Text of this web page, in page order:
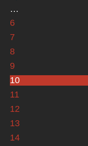
…
6
7
8
9
10
11
12
13
14